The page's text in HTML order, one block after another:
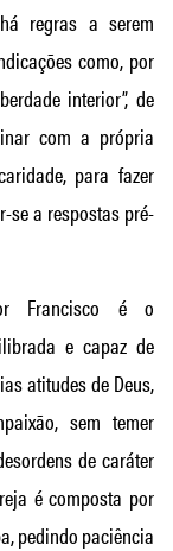
regras a serem
como, por
interior”, de
com a própria
para fazer
se a respostas pré-
Francisco é o
e capaz de
atitudes de Deus,
sem temer
de caráter
é composta por
pedindo paciência